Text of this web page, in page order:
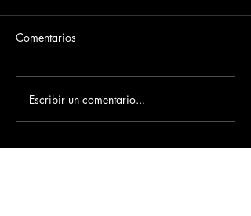
Comentarios
Escribir un comentario...